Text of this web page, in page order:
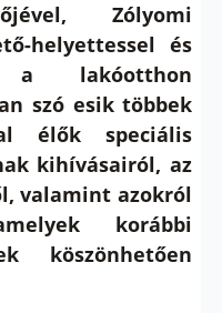
Zólyomi
helyettessel és
a lakóotthon
szó esik többek
élők speciális
kihívásairól, az
valamint azokról
korábbi
köszönhetően